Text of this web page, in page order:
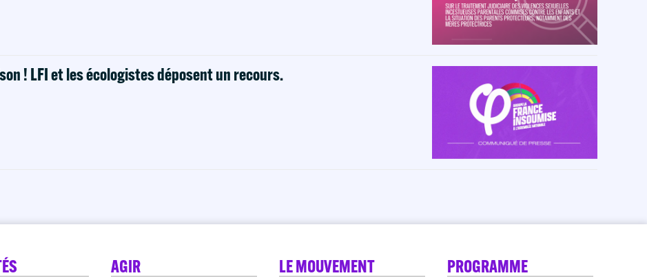
! LFI et les écologistes déposent un recours.
AGIR LE MOUVEMENT PROGRAMME